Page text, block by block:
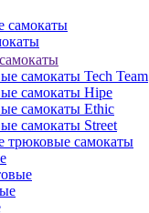
самокаты
самокаты Tech Team
самокаты Hipe
самокаты Ethic
самокаты Street
трюковые самокаты